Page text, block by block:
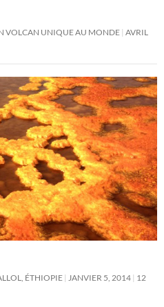
VOLCAN UNIQUE AU MONDE AVRIL
ÉTHIOPIE JANVIER 5, 2014 12